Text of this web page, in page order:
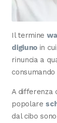
Il termine
digiuno in
rinuncia a
A differenza
popolare
dal cibo